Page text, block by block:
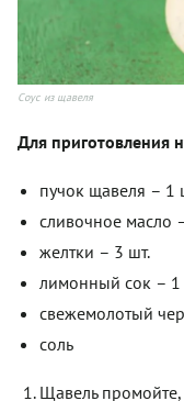
Соус из щавеля
Для приготовления
пучок щавеля – 1
сливочное масло
желтки – 3 шт.
лимонный сок – 1
свежемолотый
соль
Щавель промойте,